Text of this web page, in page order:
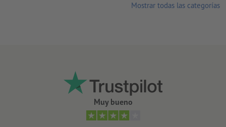
Muy bueno
Mostrar todas las categorías